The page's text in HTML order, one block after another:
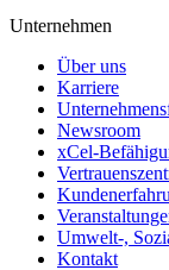
Unternehmen
Über uns
Karriere
Newsroom
xCel-
Umwelt-,
Kontakt